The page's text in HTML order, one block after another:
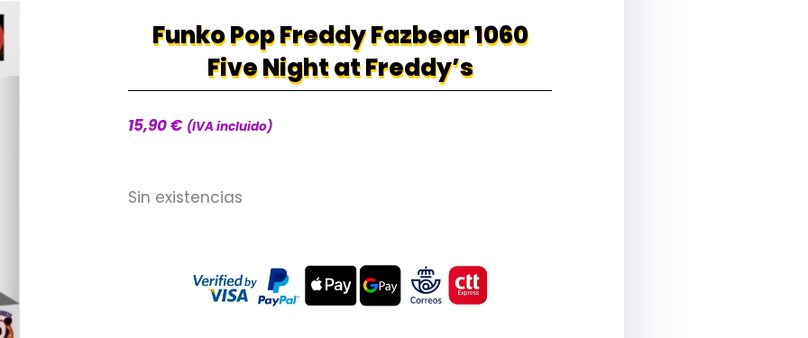
Funko Pop Freddy Fazbear 1060
Five Night at Freddy’s
15,90€ (IVA incluido)
Sin existencias